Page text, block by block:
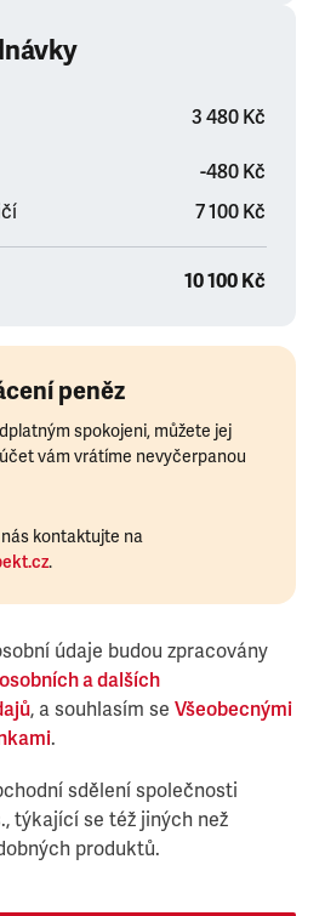
3 480 Kč
-480 Kč
7 100 Kč
10 100 Kč
peněz
spokojeni, můžete jej
vám vrátíme nevyčerpanou
kontaktujte na
.
údaje budou zpracovány
a dalších
, a souhlasím se Všeobecnými
.
sdělení společnosti
týkající se též jiných než
produktů.